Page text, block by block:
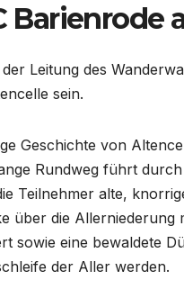
Barienrode
Leitung des
sein.
Geschichte von
Rundweg führt
Teilnehmer alte,
über die Allerniederung
sowie eine bewaldete
der Aller werden.